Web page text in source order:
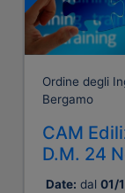
Ordine degli
Bergamo
CAM
D.M. 24
Date: dal 01/